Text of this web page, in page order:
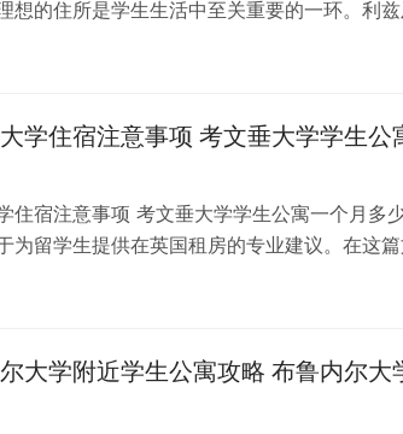
想的住所是学生生活中至关重要的一环。利
兹贝大）作为英国一所卓越的…
学住宿注意事项 考文垂大学学生公
住宿注意事项 考文垂大学学生公寓一个月多
为留学生提供在英国租房的专业建议。在这
文垂大学住宿的注意事项，以…
大学附近学生公寓攻略 布鲁内尔大